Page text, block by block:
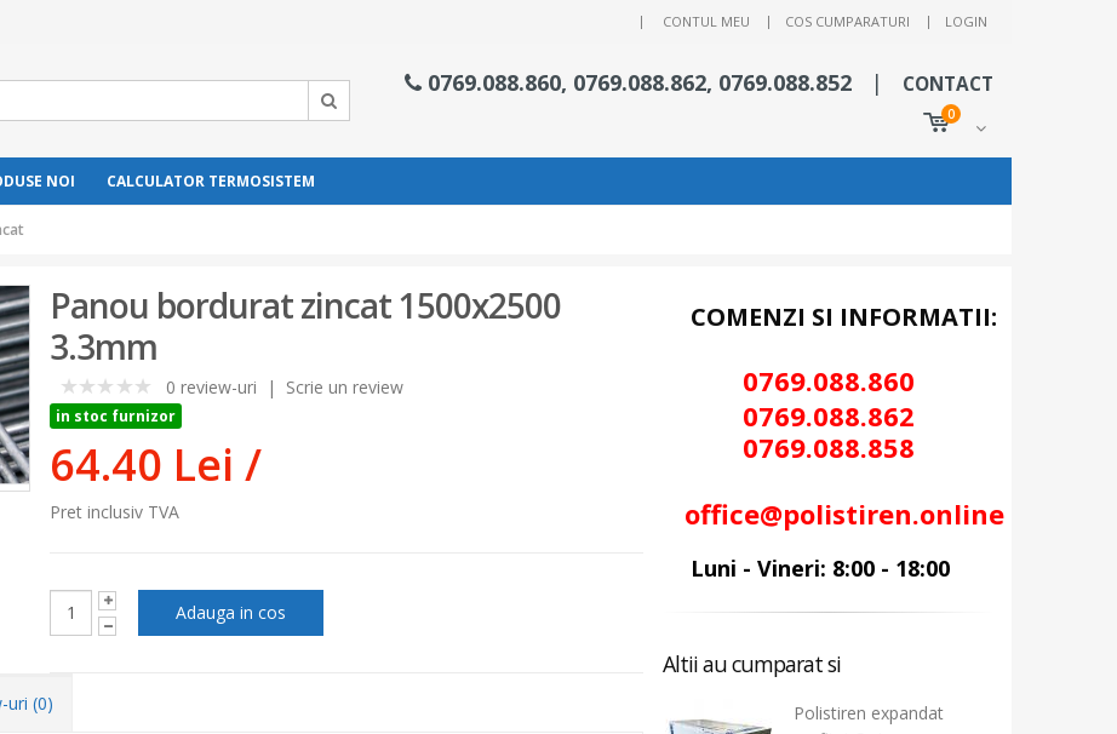
| CONTUL MEU COS CUMPARATURI LOGIN
0769.088.860, 0769.088.862, 0769.088.852 | CONTACT
0
NOI CALCULATOR TERMOSISTEM
Panou bordurat zincat 1500x2500
3.3mm
0
0 review-uri | Scrie un review
in stoc furnizor
64.40 Lei /
Pret inclusiv TVA
uri (0)
COMENZI SI INFORMATII:
0769.088.860
0769.088.862
0769.088.858
office@polistiren.online
Luni - Vineri: 8:00 - 18:00
Altii au cumparat si
Polistiren expandat